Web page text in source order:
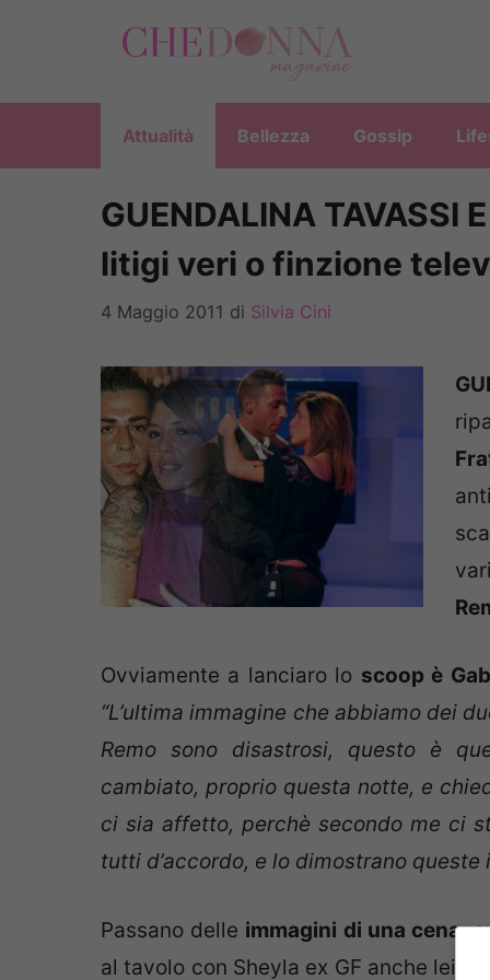
Attualità Bellezza Gossip
GUENDALINA TAVASSI
litigi veri o finzione
4 Maggio 2011 di Silvia Cini
Ovviamente a lanciaro lo scoop è
“L’ultima immagine che abbiamo dei
Remo sono disastrosi, questo è
cambiato, proprio questa notte, e
ci sia affetto, perchè secondo me ci
tutti d’accordo, e lo dimostrano queste
Passano delle immagini di una cena,
al tavolo con Sheyla ex GF anche lei,